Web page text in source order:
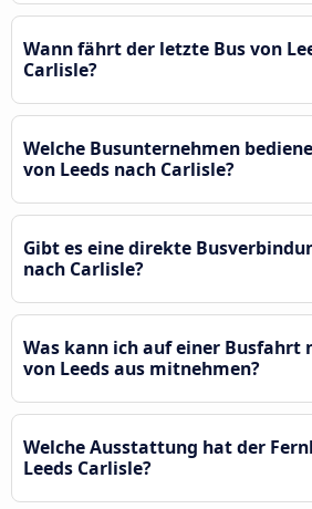
Wann fährt der letzte Bus von
Carlisle?
Welche Busunternehmen
von Leeds nach Carlisle?
Gibt es eine direkte
nach Carlisle?
Was kann ich auf einer Busfahrt
von Leeds aus mitnehmen?
Welche Ausstattung hat der
Leeds Carlisle?